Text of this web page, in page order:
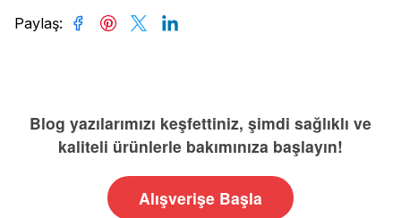
Paylaş:
Blog yazılarımızı keşfettiniz, şimdi sağlıklı ve
kaliteli ürünlerle bakımınıza başlayın!
Alışverişe Başla